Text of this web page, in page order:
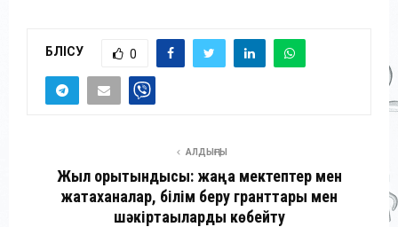
БӨЛІСУ 0
АЛДЫҢҒЫ
Жыл қорытындысы: жаңа мектептер мен
жатақханалар, білім беру гранттары мен
шәкіртақыларды көбейту